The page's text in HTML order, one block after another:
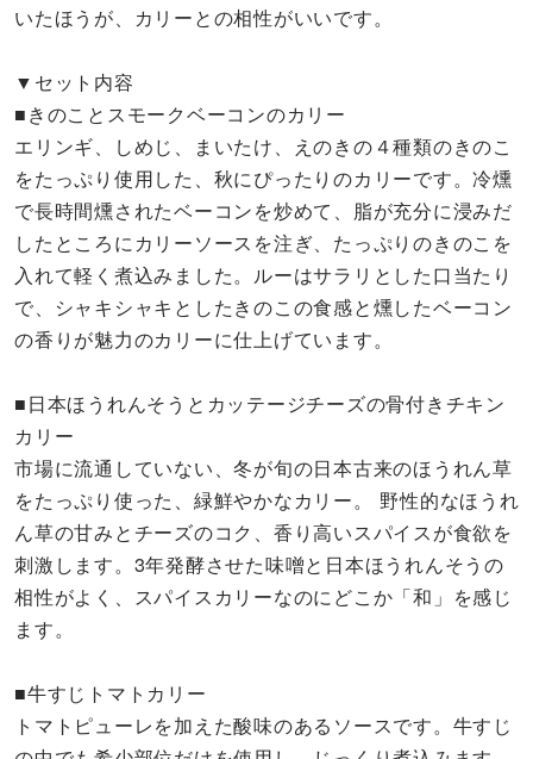
いたほうが、カリーとの相性がいいです。
▼セット内容
■きのことスモークベーコンのカリー
エリンギ、しめじ、まいたけ、えのきの４種類のきのこ
をたっぷり使用した、秋にぴったりのカリーです。冷燻
で長時間燻されたベーコンを炒めて、脂が充分に浸みだ
したところにカリーソースを注ぎ、たっぷりのきのこを
入れて軽く煮込みました。ルーはサラリとした口当たり
で、シャキシャキとしたきのこの食感と燻したベーコン
の香りが魅力のカリーに仕上げています。
■日本ほうれんそうとカッテージチーズの骨付きチキン
カリー
市場に流通していない、冬が旬の日本古来のほうれん草
をたっぷり使った、緑鮮やかなカリー。 野性的なほうれ
ん草の甘みとチーズのコク、香り高いスパイスが食欲を
刺激します。3年発酵させた味噌と日本ほうれんそうの
相性がよく、スパイスカリーなのにどこか「和」を感じ
ます。
■牛すじトマトカリー
トマトピューレを加えた酸味のあるソースです。牛すじ